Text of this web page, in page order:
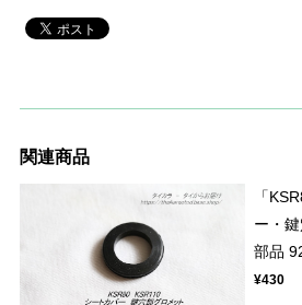
関連商品
「
ー・
部品
¥430